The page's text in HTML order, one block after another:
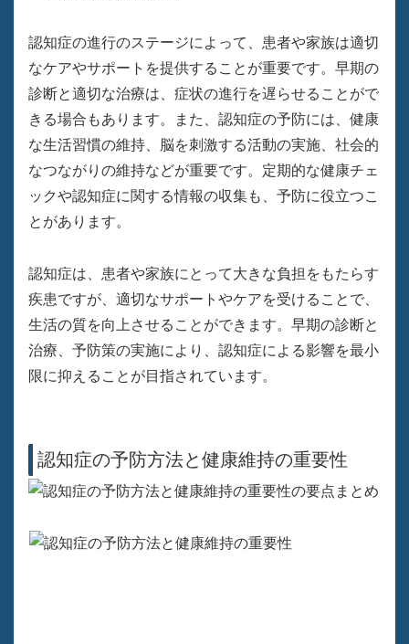
認知症の進行のステージによって、患者や家族は適切
なケアやサポートを提供することが重要です。早期の
診断と適切な治療は、症状の進行を遅らせることがで
きる場合もあります。また、認知症の予防には、健康
な生活習慣の維持、脳を刺激する活動の実施、社会的
なつながりの維持などが重要です。定期的な健康チェ
ックや認知症に関する情報の収集も、予防に役立つこ
とがあります。
認知症は、患者や家族にとって大きな負担をもたらす
疾患ですが、適切なサポートやケアを受けることで、
生活の質を向上させることができます。早期の診断と
治療、予防策の実施により、認知症による影響を最小
限に抑えることが目指されています。
認知症の予防方法と健康維持の重要性